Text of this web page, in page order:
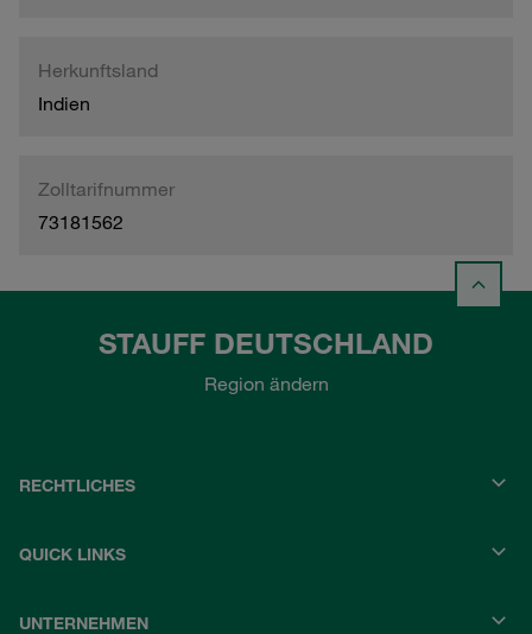
Herkunftsland
Indien
Zolltarifnummer
73181562
STAUFF DEUTSCHLAND
Region ändern
RECHTLICHES
QUICK LINKS
UNTERNEHMEN